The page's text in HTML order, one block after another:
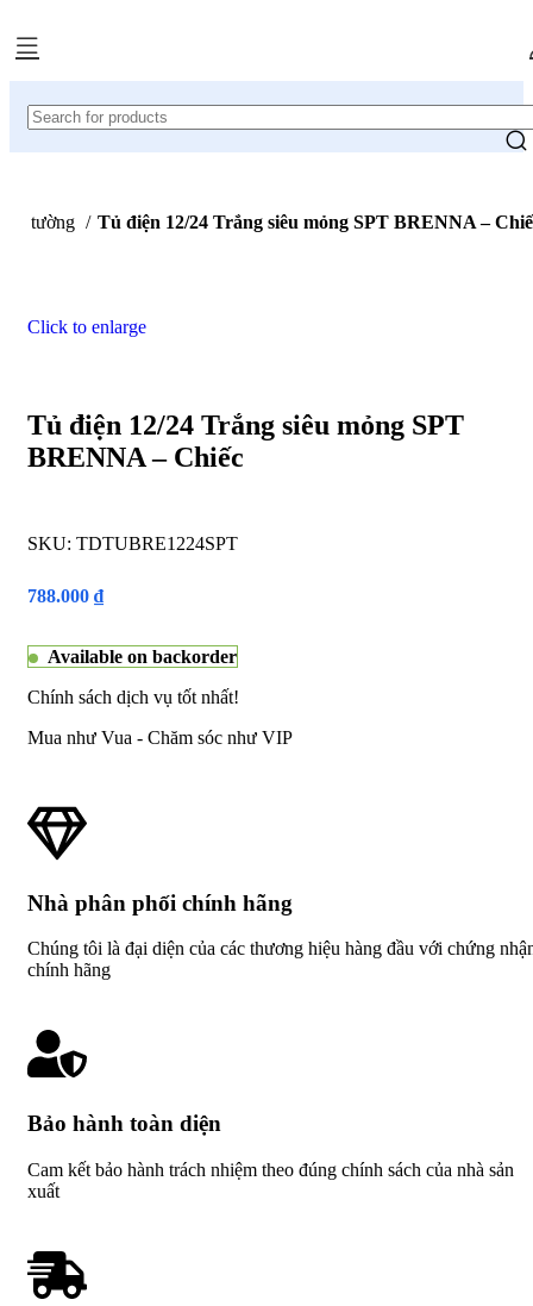
tường Tủ điện 12/24 Trắng siêu mỏng SPT BRENNA –
Click to enlarge
Tủ điện 12/24 Trắng siêu mỏng SPT
BRENNA – Chiếc
SKU: TDTUBRE1224SPT
788.000 ₫
Available on backorder
Chính sách dịch vụ tốt nhất!
Mua như Vua - Chăm sóc như VIP
Nhà phân phối chính hãng
Chúng tôi là đại diện của các thương hiệu hàng đầu với chứng
chính hãng
Bảo hành toàn diện
Cam kết bảo hành trách nhiệm theo đúng chính sách của nhà sản
xuất